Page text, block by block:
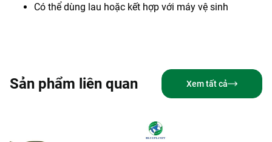
Có thể dùng lau hoặc kết hợp với máy vệ sinh
Sản phẩm liên quan Xem tất cả